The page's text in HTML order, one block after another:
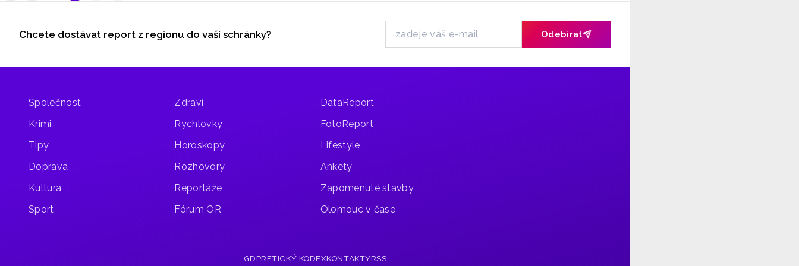
mu vyšel
hasičské
Ke zranění
o svůj
cestou
Olešnice
a Loštice,
nezvládl
motocyklem
Odběr newsletteru
Chcete dostávat report z regionu do vaší schránky? Odebírat
Společnost
Krimi
Tipy
Doprava
Kultura
Sport
Zdraví
Rychlovky
Horoskopy
Rozhovory
Reportáže
Fórum OR
DataReport
FotoReport
Lifestyle
Ankety
Zapomenuté stavby
Olomouc v čase
GDPRETICKÝ KODEXKONTAKTYRSS